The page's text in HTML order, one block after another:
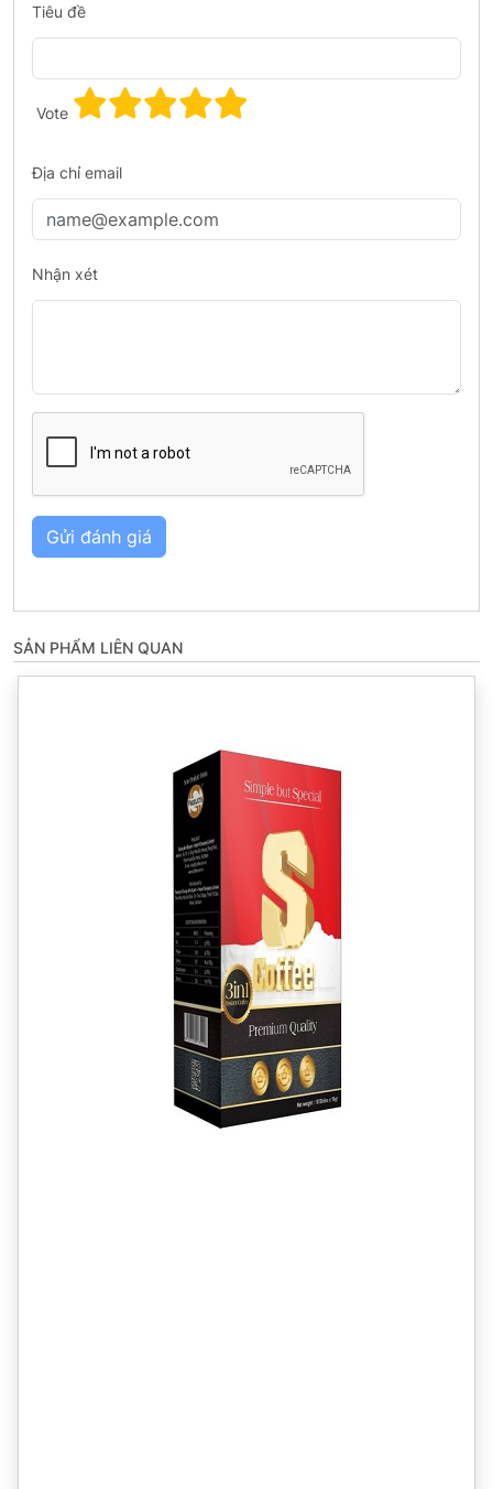
Tiêu đề
Vote
Địa chỉ email
Nhận xét
Gửi đánh giá
SẢN PHẨM LIÊN QUAN